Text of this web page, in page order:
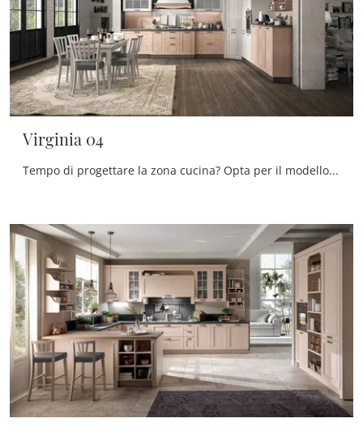
Virginia 04
Tempo di progettare la zona cucina? Opta per il modello Virginia 04 Stosa tra le nostre Cucine Classiche ad angolo.